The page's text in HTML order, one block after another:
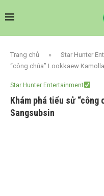
Trang chủ » Star Hunter
“công chúa” Lookkaew
Star Hunter Entertainment
Khám phá tiểu sử “công
Sangsubsin